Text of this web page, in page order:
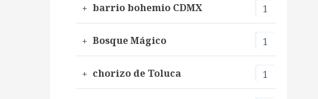
barrio bohemio CDMX 1
Bosque Mágico 1
chorizo de Toluca 1